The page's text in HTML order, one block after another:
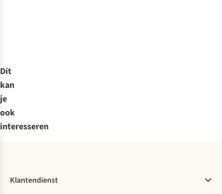
Dit
kan
je
ook
interesseren
Klantendienst